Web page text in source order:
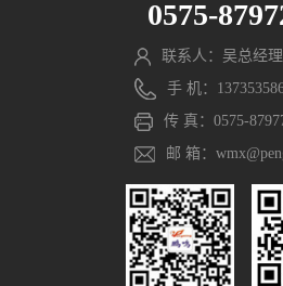
0575-
联系人：吴总经理
手 机：
传 真：0575-
邮 箱：